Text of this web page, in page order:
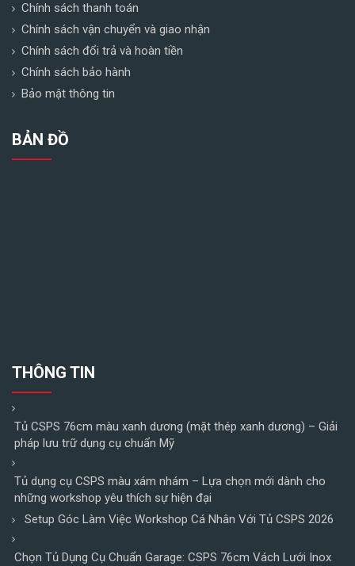
Chính sách thanh toán
Chính sách vận chuyển và giao nhận
Chính sách đổi trả và hoàn tiền
Chính sách bảo hành
Bảo mật thông tin
BẢN ĐỒ
THÔNG TIN
Tủ CSPS 76cm màu xanh dương (mặt thép xanh dương) – Giải
pháp lưu trữ dụng cụ chuẩn Mỹ
Tủ dụng cụ CSPS màu xám nhám – Lựa chọn mới dành cho
những workshop yêu thích sự hiện đại
Setup Góc Làm Việc Workshop Cá Nhân Với Tủ CSPS 2026
Chọn Tủ Dụng Cụ Chuẩn Garage: CSPS 76cm Vách Lưới Inox